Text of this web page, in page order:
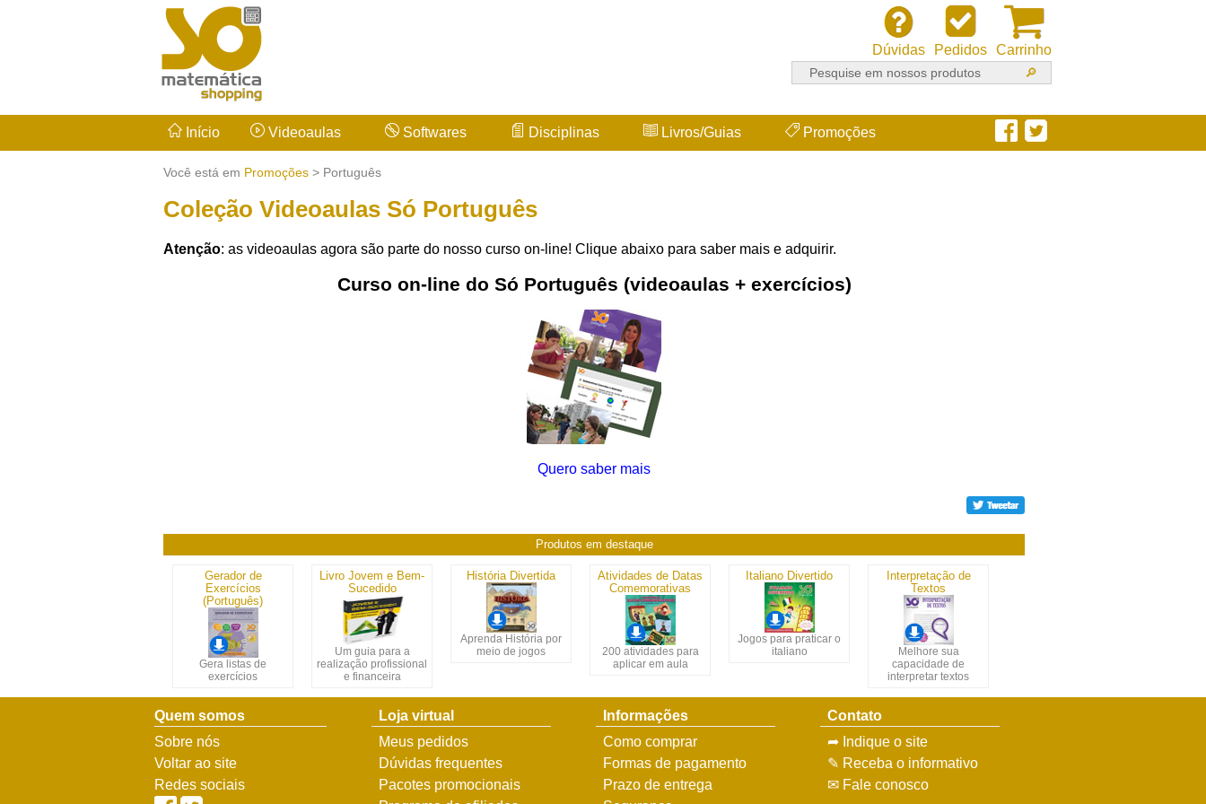
Carrinho
Pedidos
Dúvidas
Início Videoaulas Softwares Disciplinas Livros/Guias Promoções
Você está em Promoções > Português
Coleção Videoaulas Só Português
Atenção: as videoaulas agora são parte do nosso curso on-line! Clique abaixo para saber mais e adquirir.
Curso on-line do Só Português (videoaulas + exercícios)
Quero saber mais
Produtos em destaque
Gerador de
Exercícios
(Português)
Gera listas de
exercícios
Livro Jovem e Bem-
Sucedido
Um guia para a
realização profissional
e financeira
História Divertida
Aprenda História por
meio de jogos
Atividades de Datas
Comemorativas
200 atividades para
aplicar em aula
Italiano Divertido
Jogos para praticar o
italiano
Interpretação de
Textos
Melhore sua
capacidade de
interpretar textos
Quem somos
Sobre nós
Voltar ao site
Redes sociais
Loja virtual
Meus pedidos
Dúvidas frequentes
Pacotes promocionais
Informações
Como comprar
Formas de pagamento
Prazo de entrega
Contato
➦ Indique o site
✎ Receba o informativo
✉ Fale conosco